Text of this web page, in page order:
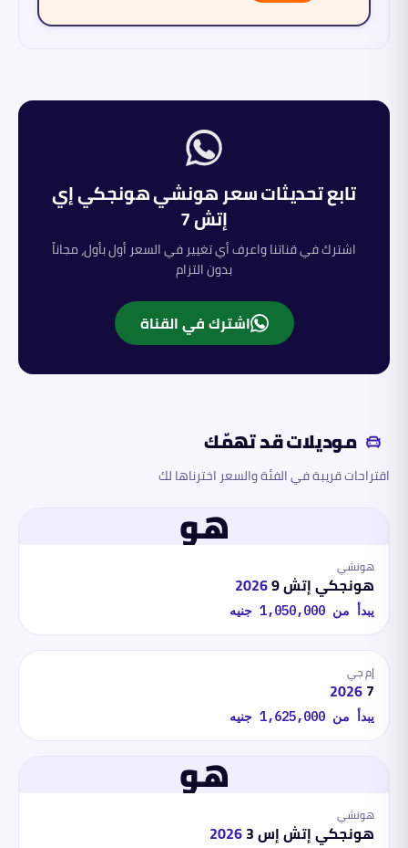
تابع تحديثات سعرهونشيهونجكي إي
إتش 7
اشترك في قناتنا واعرف أي تغيير في السعر أول بأول، مجاناً
بدون التزام
اشترك في القناة
موديلات قد تهمّك
اقتراحات قريبة في الفئة والسعر اخترناها لك
هو
هونشي
هونجكي إتش 9 2026
يبدأ من 1,050,000 جنيه
إم جي
7
2026
يبدأ من 1,625,000 جنيه
هو
هونشي
هونجكي إتش إس 3 2026